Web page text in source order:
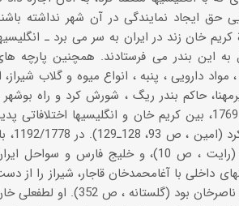
حق ایجاد نمایندگی در آن شهر نداشته
به نوشتة نیبور ـ که در 1179/1765 در دورة کریم خان زند در ایران به سر می برد ـ
به این بندر می فرستادند. همچنین پارچه
دارویی ، پنبه ، انواع میوه و گلاب شیراز،
37، 39). در همین سال میرمهنا، حاکم بندر ریگ ، شورش کرد و راه
شیراز را برای مدتی بست (ملکم ، ج 2، ص 71). ظاهراً در 1183/ 1769، بین کریم خان و انگلیسیها اختلافاتی
آمد و کمپانی هندشرقی نمایندگی خود را از بوشهر به بصره
کمپانی هندشرقی دفتر اصلی خود را از بصره به بوشهر انتقال داد (رایت ، ص 10)، و خلیج فارس و سواحل
1203، لطفعلی خان در جنگهای داخلی با آغامحمدخان قاجار، شیراز را از
داده به سوی ابوشهر عقب نشست . در آن زمان ، حاکم ابوشهر شیخ ناصرخان بود (گلستانه ، ص 352). او